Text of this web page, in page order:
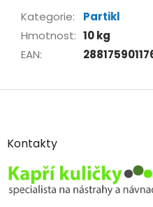
Kategorie:
Partikl
Hmotnost: 10 kg
EAN:
Z
aKontakty